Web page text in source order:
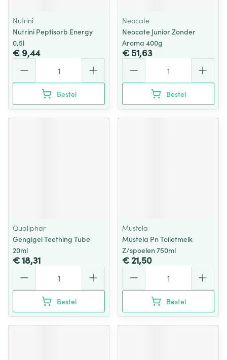
Nutrini
Nutrini Peptisorb Energy
0,5l
€ 9,44
Bestel
Neocate
Neocate Junior Zonder
Aroma 400g
€ 51,63
Bestel
Qualiphar
Gengigel Teething Tube
20ml
€ 18,31
Bestel
Mustela
Mustela Pn Toiletmelk
Z/spoelen 750ml
€ 21,50
Bestel